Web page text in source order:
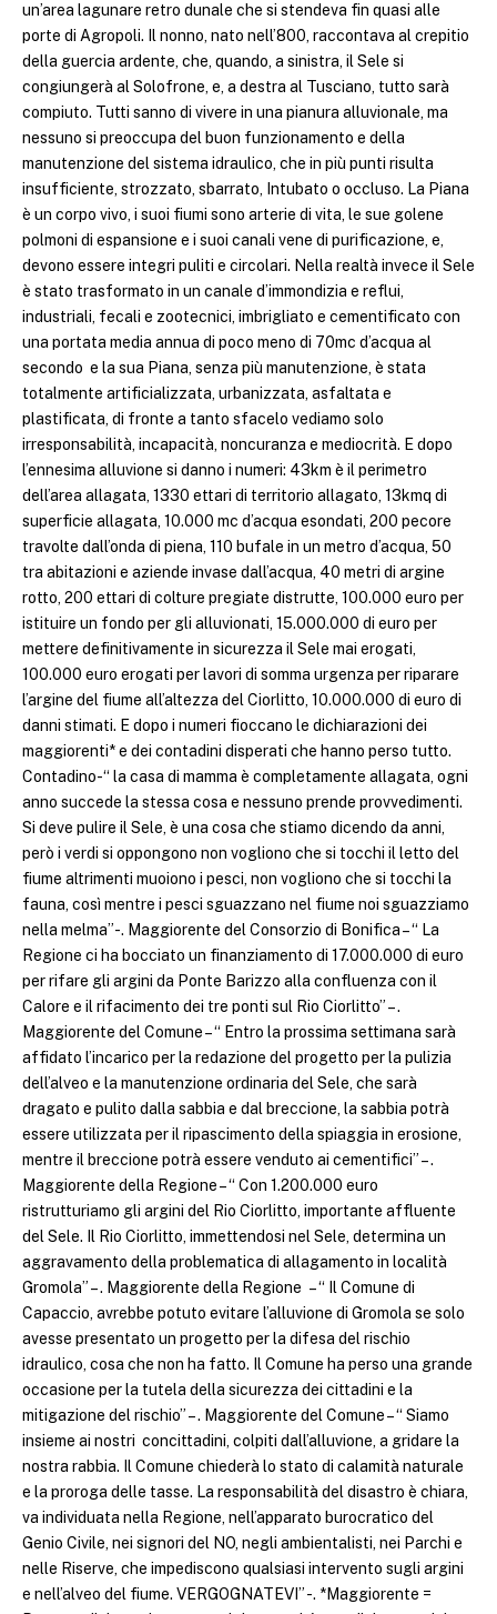
un’area lagunare retro dunale che si stendeva fin quasi alle
porte di Agropoli. Il nonno, nato nell’800, raccontava al crepitio
della guercia ardente, che, quando, a sinistra, il Sele si
congiungerà al Solofrone, e, a destra al Tusciano, tutto sarà
compiuto. Tutti sanno di vivere in una pianura alluvionale, ma
nessuno si preoccupa del buon funzionamento e della
manutenzione del sistema idraulico, che in più punti risulta
insufficiente, strozzato, sbarrato, Intubato o occluso. La Piana
è un corpo vivo, i suoi fiumi sono arterie di vita, le sue golene
polmoni di espansione e i suoi canali vene di purificazione, e,
devono essere integri puliti e circolari. Nella realtà invece il Sele
è stato trasformato in un canale d’immondizia e reflui,
industriali, fecali e zootecnici, imbrigliato e cementificato con
una portata media annua di poco meno di 70mc d’acqua al
secondo e la sua Piana, senza più manutenzione, è stata
totalmente artificializzata, urbanizzata, asfaltata e
plastificata, di fronte a tanto sfacelo vediamo solo
irresponsabilità, incapacità, noncuranza e mediocrità. E dopo
l’ennesima alluvione si danno i numeri: 43km è il perimetro
dell’area allagata, 1330 ettari di territorio allagato, 13kmq di
superficie allagata, 10.000 mc d’acqua esondati, 200 pecore
travolte dall’onda di piena, 110 bufale in un metro d’acqua, 50
tra abitazioni e aziende invase dall’acqua, 40 metri di argine
rotto, 200 ettari di colture pregiate distrutte, 100.000 euro per
istituire un fondo per gli alluvionati, 15.000.000 di euro per
mettere definitivamente in sicurezza il Sele mai erogati,
100.000 euro erogati per lavori di somma urgenza per riparare
l’argine del fiume all’altezza del Ciorlitto, 10.000.000 di euro di
danni stimati. E dopo i numeri fioccano le dichiarazioni dei
maggiorenti* e dei contadini disperati che hanno perso tutto.
Contadino-“ la casa di mamma è completamente allagata, ogni
anno succede la stessa cosa e nessuno prende provvedimenti.
Si deve pulire il Sele, è una cosa che stiamo dicendo da anni,
però i verdi si oppongono non vogliono che si tocchi il letto del
fiume altrimenti muoiono i pesci, non vogliono che si tocchi la
fauna, così mentre i pesci sguazzano nel fiume noi sguazziamo
nella melma”-. Maggiorente del Consorzio di Bonifica – “ La
Regione ci ha bocciato un finanziamento di 17.000.000 di euro
per rifare gli argini da Ponte Barizzo alla confluenza con il
Calore e il rifacimento dei tre ponti sul Rio Ciorlitto” – .
Maggiorente del Comune – “ Entro la prossima settimana sarà
affidato l’incarico per la redazione del progetto per la pulizia
dell’alveo e la manutenzione ordinaria del Sele, che sarà
dragato e pulito dalla sabbia e dal breccione, la sabbia potrà
essere utilizzata per il ripascimento della spiaggia in erosione,
mentre il breccione potrà essere venduto ai cementifici” – .
Maggiorente della Regione – “ Con 1.200.000 euro
ristrutturiamo gli argini del Rio Ciorlitto, importante affluente
del Sele. Il Rio Ciorlitto, immettendosi nel Sele, determina un
aggravamento della problematica di allagamento in località
Gromola” – . Maggiorente della Regione – “ Il Comune di
Capaccio, avrebbe potuto evitare l’alluvione di Gromola se solo
avesse presentato un progetto per la difesa del rischio
idraulico, cosa che non ha fatto. Il Comune ha perso una grande
occasione per la tutela della sicurezza dei cittadini e la
mitigazione del rischio” – . Maggiorente del Comune – “ Siamo
insieme ai nostri concittadini, colpiti dall’alluvione, a gridare la
nostra rabbia. Il Comune chiederà lo stato di calamità naturale
e la proroga delle tasse. La responsabilità del disastro è chiara,
va individuata nella Regione, nell’apparato burocratico del
Genio Civile, nei signori del NO, negli ambientalisti, nei Parchi e
nelle Riserve, che impediscono qualsiasi intervento sugli argini
e nell’alveo del fiume. VERGOGNATEVI” -. *Maggiorente =